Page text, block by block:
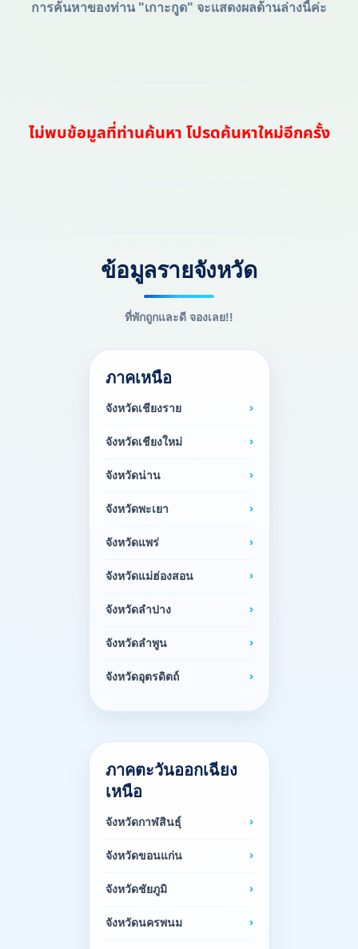
การค้นหาของท่าน "เกาะกูด" จะแสดงผลด้านล่างนี้ค่ะ
ไม่พบข้อมูลที่ท่านค้นหา โปรดค้นหาใหม่อีกครั้ง
ข้อมูลรายจังหวัด
ที่พักถูกและดี จองเลย!!
ภาคเหนือ
จังหวัดเชียงราย
จังหวัดเชียงใหม่
จังหวัดน่าน
จังหวัดพะเยา
จังหวัดแพร่
จังหวัดแม่ฮ่องสอน
จังหวัดลำปาง
จังหวัดลำพูน
จังหวัดอุตรดิตถ์
ภาคตะวันออกเฉียง
เหนือ
จังหวัดกาฬสินธุ์
จังหวัดขอนแก่น
จังหวัดชัยภูมิ
จังหวัดนครพนม